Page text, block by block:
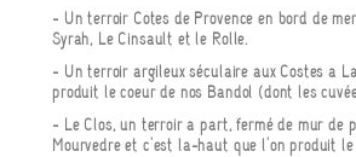
- Un terroir Côtes de Provence en bord de
Syrah, Le Cinsault et le Rolle.
- Un terroir argileux séculaire aux Costes à
produit le coeur de nos Bandol (dont les
- Le Clos, un terroir à part, fermé de mur de
Mourvèdre et c'est là-haut que l'on produit